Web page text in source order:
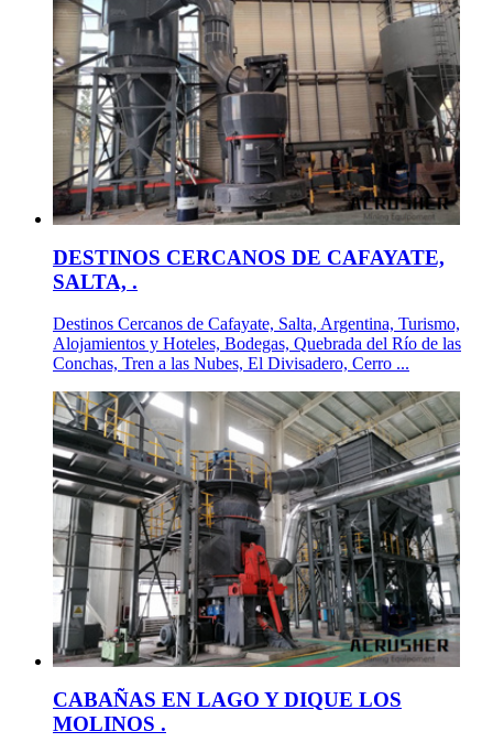
DESTINOS CERCANOS DE CAFAYATE,
SALTA, .
Destinos Cercanos de Cafayate, Salta, Argentina, Turismo,
Alojamientos y Hoteles, Bodegas, Quebrada del Río de las
Conchas, Tren a las Nubes, El Divisadero, Cerro ...
CABAÑAS EN LAGO Y DIQUE LOS
MOLINOS .